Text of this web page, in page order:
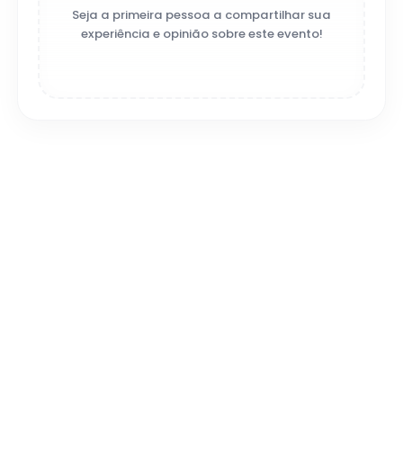
Seja a primeira pessoa a compartilhar sua
experiência e opinião sobre este evento!